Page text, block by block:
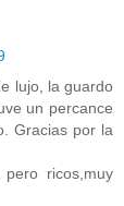
lujo, la guardo
un percance
Gracias por la
ricos,muy